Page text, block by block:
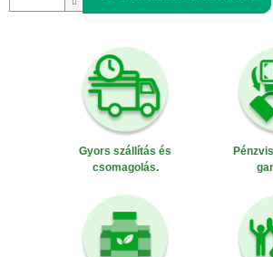
Gyors szállítás és
csomagolás.